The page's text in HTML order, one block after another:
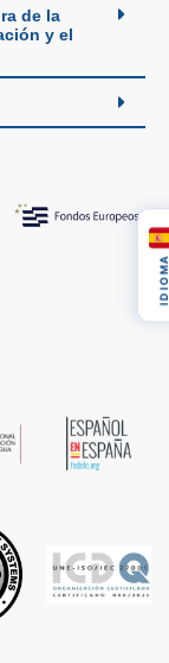
de la
y el
IDIOMA